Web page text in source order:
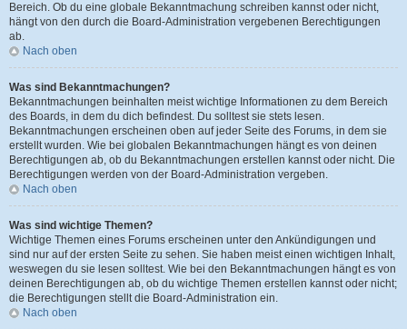
Bereich. Ob du eine globale Bekanntmachung schreiben kannst oder nicht,
hängt von den durch die Board-Administration vergebenen Berechtigungen
ab.
Nach oben
Was sind Bekanntmachungen?
Bekanntmachungen beinhalten meist wichtige Informationen zu dem Bereich
des Boards, in dem du dich befindest. Du solltest sie stets lesen.
Bekanntmachungen erscheinen oben auf jeder Seite des Forums, in dem sie
erstellt wurden. Wie bei globalen Bekanntmachungen hängt es von deinen
Berechtigungen ab, ob du Bekanntmachungen erstellen kannst oder nicht. Die
Berechtigungen werden von der Board-Administration vergeben.
Nach oben
Was sind wichtige Themen?
Wichtige Themen eines Forums erscheinen unter den Ankündigungen und
sind nur auf der ersten Seite zu sehen. Sie haben meist einen wichtigen Inhalt,
weswegen du sie lesen solltest. Wie bei den Bekanntmachungen hängt es von
deinen Berechtigungen ab, ob du wichtige Themen erstellen kannst oder nicht;
die Berechtigungen stellt die Board-Administration ein.
Nach oben